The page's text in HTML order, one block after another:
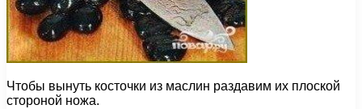
Чтобы вынуть косточки из маслин раздавим их плоской
стороной ножа.